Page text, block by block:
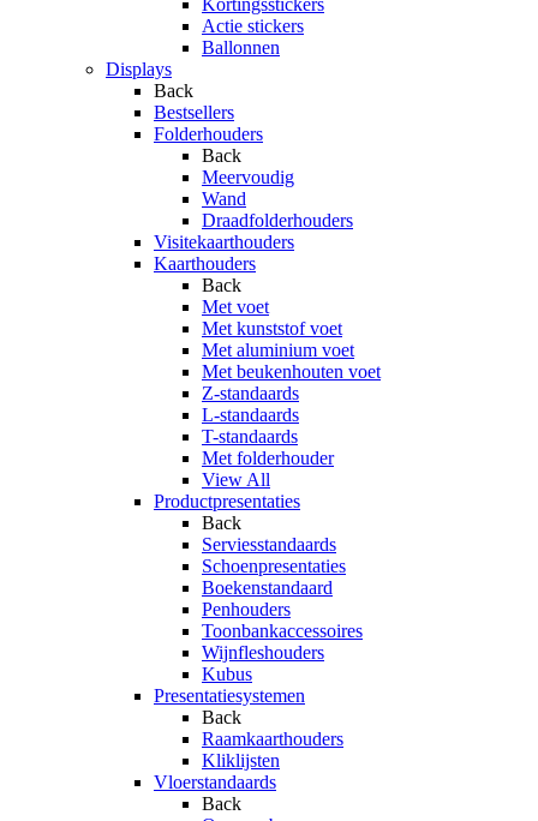
Kortingsstickers
Actie stickers
Ballonnen
Displays
Back
Bestsellers
Folderhouders
Back
Meervoudig
Wand
Draadfolderhouders
Visitekaarthouders
Kaarthouders
Back
Met voet
Met kunststof voet
Met aluminium voet
Met beukenhouten voet
Z-standaards
L-standaards
T-standaards
Met folderhouder
View All
Productpresentaties
Back
Serviesstandaards
Schoenpresentaties
Boekenstandaard
Penhouders
Toonbankaccessoires
Wijnfleshouders
Kubus
Presentatiesystemen
Back
Raamkaarthouders
Kliklijsten
Vloerstandaards
Back